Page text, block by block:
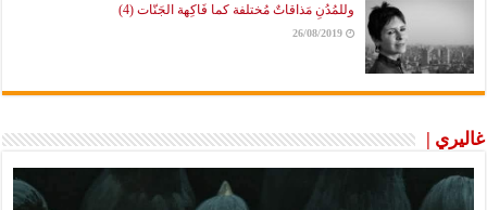
وللمُدُنِ مَذاقاتٌ مُختلفة كما فَاكِهة الجَنّات (4)
26/08/2019
غاليري |